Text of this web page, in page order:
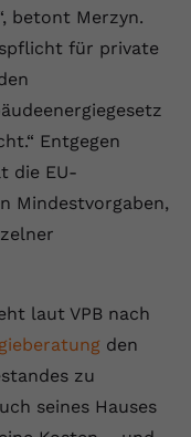
betont Merzyn.
für private
Entgegen
die EU-
Mindestvorgaben,
laut VPB nach
den
zu
seines Hauses
um die
zu ermöglichen.
Videos und
Daten.